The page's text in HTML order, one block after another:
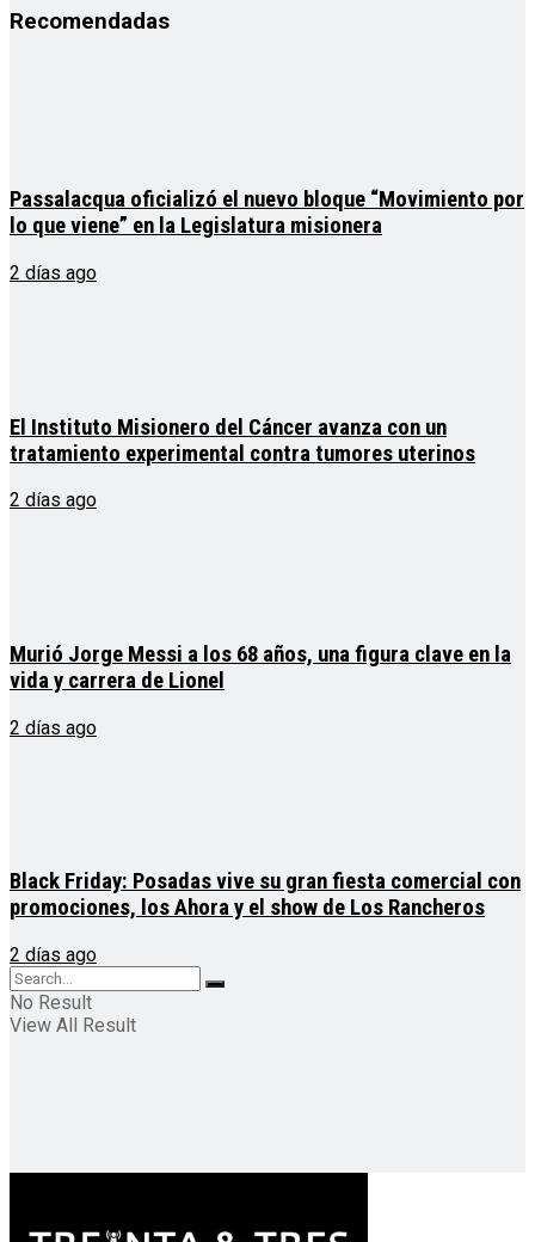
Recomendadas
Passalacqua oficializó el nuevo bloque “Movimiento por
lo que viene” en la Legislatura misionera
2 días ago
El Instituto Misionero del Cáncer avanza con un
tratamiento experimental contra tumores uterinos
2 días ago
Murió Jorge Messi a los 68 años, una figura clave en la
vida y carrera de Lionel
2 días ago
Black Friday: Posadas vive su gran fiesta comercial con
promociones, los Ahora y el show de Los Rancheros
2 días ago
No Result
View All Result